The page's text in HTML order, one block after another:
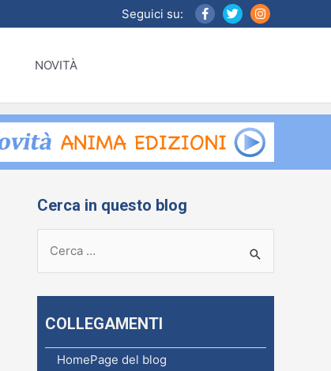
Seguici su:
NOVITÀ
Cerca in questo blog
COLLEGAMENTI
HomePage del blog